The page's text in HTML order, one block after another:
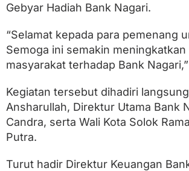
Gebyar Hadiah Bank Nagari.
“Selamat kepada para pemenang
Semoga ini semakin
masyarakat terhadap Bank
Kegiatan tersebut dihadiri
Ansharullah, Direktur Utama Bank
Candra, serta Wali Kota Solok
Putra.
Turut hadir Direktur Keuangan